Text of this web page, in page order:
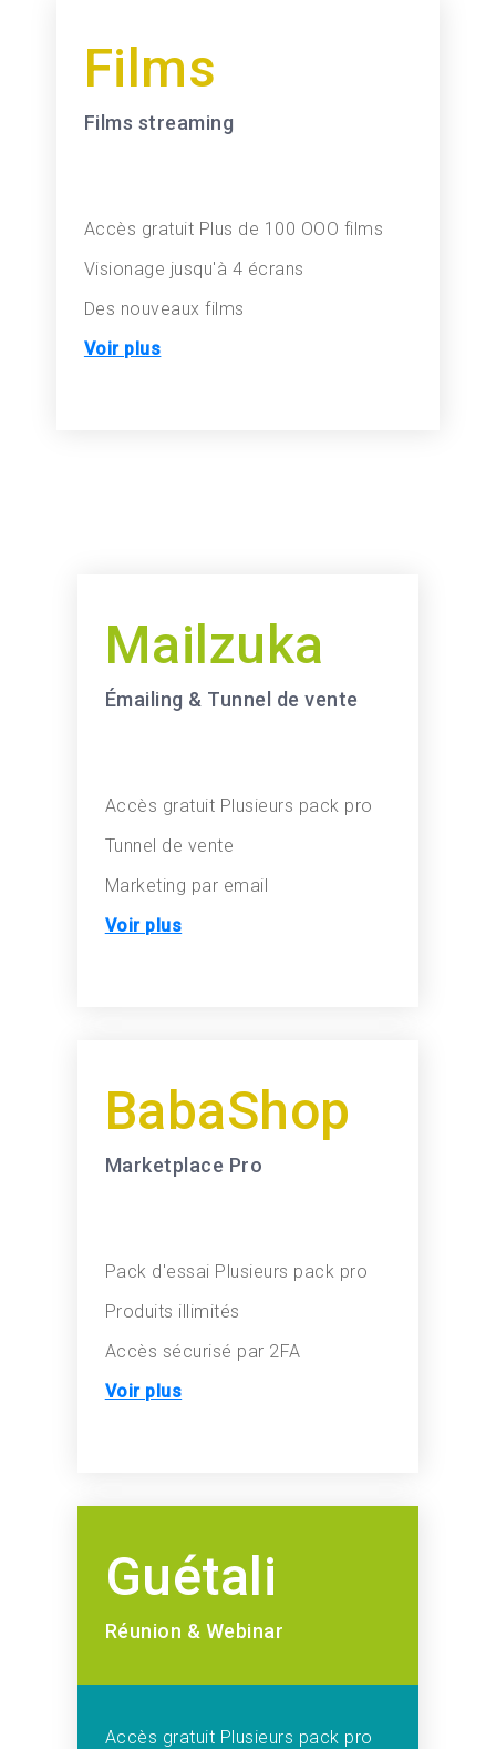
Films
Films streaming
Accès gratuit Plus de 100 OOO films
Visionage jusqu'à 4 écrans
Des nouveaux films
Voir plus
Mailzuka
Émailing & Tunnel de vente
Accès gratuit Plusieurs pack pro
Tunnel de vente
Marketing par email
Voir plus
BabaShop
Marketplace Pro
Pack d'essai Plusieurs pack pro
Produits illimités
Accès sécurisé par 2FA
Voir plus
Guétali
Réunion & Webinar
Accès gratuit Plusieurs pack pro